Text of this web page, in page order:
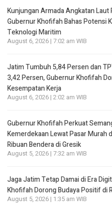
Kunjungan Armada Angkatan Laut
Gubernur Khofifah Bahas Potensi
Teknologi Maritim
August 6, 2026 | 7:02 am WIB
Jatim Tumbuh 5,84 Persen dan
3,42 Persen, Gubernur Khofifah
Kesempatan Kerja
August 6, 2026 | 2:02 am WIB
Gubernur Khofifah Perkuat
Kemerdekaan Lewat Pasar Murah
Ribuan Bendera di Gresik
August 5, 2026 | 7:32 am WIB
Jaga Jatim Tetap Damai di Era
Khofifah Dorong Budaya Positif di
August 5, 2026 | 1:35 am WIB